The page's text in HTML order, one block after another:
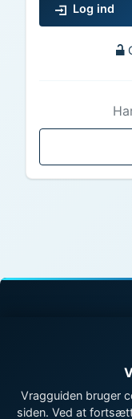
Log ind
Vragguiden bruger
siden. Ved at